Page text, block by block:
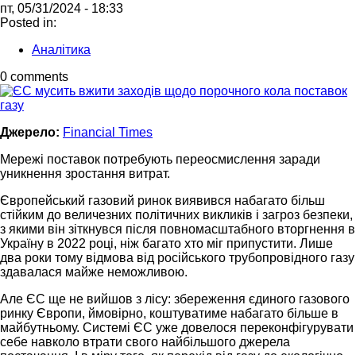
пт, 05/31/2024 - 18:33
Posted in:
Аналітика
0 comments
Джерело: Financial Times
Мережі поставок потребують переосмислення заради
уникнення зростання витрат.
Європейський газовий ринок виявився набагато більш
стійким до величезних політичних викликів і загроз безпеки,
з якими він зіткнувся після повномасштабного вторгнення в
Україну в 2022 році, ніж багато хто міг припустити. Лише
два роки тому відмова від російського трубопровідного газу
здавалася майже неможливою.
Але ЄС ще не вийшов з лісу: збереження єдиного газового
ринку Європи, ймовірно, коштуватиме набагато більше в
майбутньому. Системі ЄС уже довелося переконфігурувати
себе навколо втрати свого найбільшого джерела